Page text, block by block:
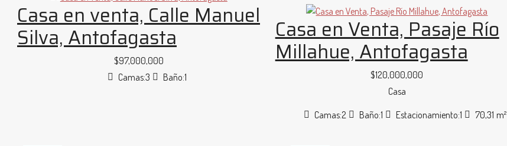
Casa en venta, Calle Manuel
Silva, Antofagasta
$97,000,000
Camas:3 Baño:1
Casa en Venta, Pasaje Río
Millahue, Antofagasta
$120,000,000
Casa
Camas:2 Baño:1 Estacionamiento:1 70,31 m²